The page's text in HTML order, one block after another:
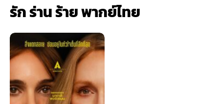
รัก ร่าน ร้าย พากย์ไทย